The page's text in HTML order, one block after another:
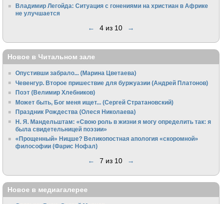
Владимир Легойда: Ситуация с гонениями на христиан в Африке
не улучшается
← 4 из 10 →
Новое в Читальном зале
Опустивши забрало... (Марина Цветаева)
Чевенгур. Второе пришествие для буржуазии (Андрей Платонов)
Поэт (Велимир Хлебников)
Может быть, Бог меня ищет... (Сергей Стратановский)
Праздник Рождества (Олеся Николаева)
Н. Я. Мандельштам: «Свою pоль в жизни я могу опpеделить так: я
была свидетельницей поэзии»
«Прощенный» Ницше? Великопостная апология «скоромной»
философии (Фарис Нофал)
← 7 из 10 →
Новое в медиагалерее